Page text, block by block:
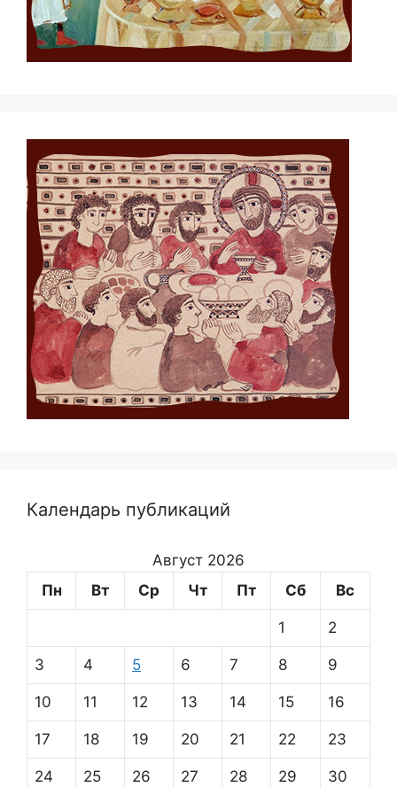
Календарь публикаций
Август 2026
Пн
Вт Ср Чт Пт Сб Вс
1 2
3 4 5 6 7 8 9
10 11 12 13 14 15 16
17 18 19 20 21 22 23
24 25 26 27 28 29 30